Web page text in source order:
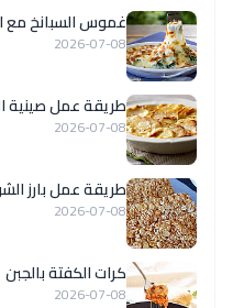
غموس السبانخ
2026-07-08
طريقة عمل صينية
2026-07-08
طريقة عمل بارز
2026-07-08
كرات الكفتة بالجبن
2026-07-08